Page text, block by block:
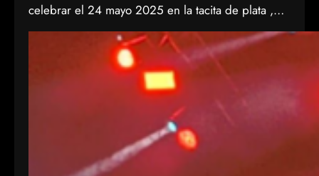
celebrar el 24 mayo 2025 en la tacita de plata ,
CSE de entrevias, en el Valle del KAS con 2
fantastikas bandas del punkrock , como son
agranel y anti-idols . Todo por la buena causa de
ondavallekana , no falteis a la cita